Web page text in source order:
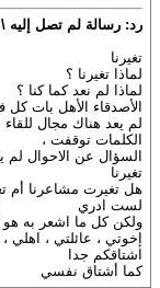
رد: رسالة لم تصل إليه \
تغيرنا
لماذا تغيرنا ؟
لماذا لم نعد كما كنا ؟
الأصدقاء الأهل بات
لم يعد هناك مجال للقاء
الكلمات توقفت ،
السؤال عن الاحوال لم
تغيرنا
هل تغيرت مشاعرنا أم
لست ادري
ولكن كل ما اشعر به هو
إخوتي ، عائلتي ، اهلي
اشتاقكم جدا
كما أشتاق نفسي